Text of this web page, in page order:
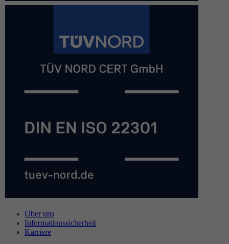
Über uns
Informationssicherheit
Karriere